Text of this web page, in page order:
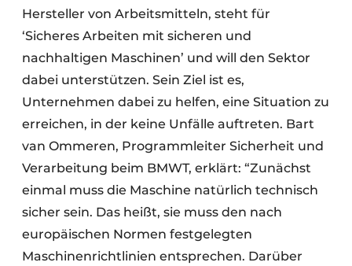
Hersteller von Arbeitsmitteln, steht für
‘Sicheres Arbeiten mit sicheren und
nachhaltigen Maschinen’ und will den Sektor
dabei unterstützen. Sein Ziel ist es,
Unternehmen dabei zu helfen, eine Situation zu
erreichen, in der keine Unfälle auftreten. Bart
van Ommeren, Programmleiter Sicherheit und
Verarbeitung beim BMWT, erklärt: “Zunächst
einmal muss die Maschine natürlich technisch
sicher sein. Das heißt, sie muss den nach
europäischen Normen festgelegten
Maschinenrichtlinien entsprechen. Darüber